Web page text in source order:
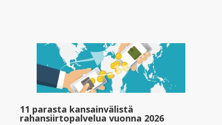
11 parasta kansainvälistä
rahansiirtopalvelua vuonna 2026